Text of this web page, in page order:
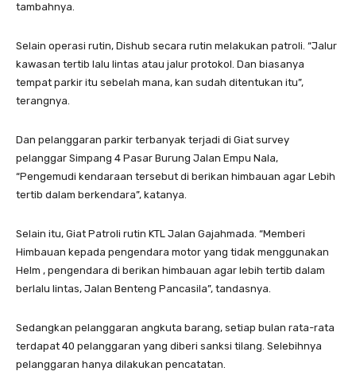
tambahnya.
Selain operasi rutin, Dishub secara rutin melakukan patroli. “Jalur
kawasan tertib lalu lintas atau jalur protokol. Dan biasanya
tempat parkir itu sebelah mana, kan sudah ditentukan itu”,
terangnya.
Dan pelanggaran parkir terbanyak terjadi di Giat survey
pelanggar Simpang 4 Pasar Burung Jalan Empu Nala,
“Pengemudi kendaraan tersebut di berikan himbauan agar Lebih
tertib dalam berkendara”, katanya.
Selain itu, Giat Patroli rutin KTL Jalan Gajahmada. “Memberi
Himbauan kepada pengendara motor yang tidak menggunakan
Helm , pengendara di berikan himbauan agar lebih tertib dalam
berlalu lintas, Jalan Benteng Pancasila”, tandasnya.
Sedangkan pelanggaran angkuta barang, setiap bulan rata-rata
terdapat 40 pelanggaran yang diberi sanksi tilang. Selebihnya
pelanggaran hanya dilakukan pencatatan.